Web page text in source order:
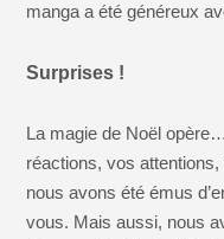
manga a été généreux
Surprises !
La magie de Noël
réactions, vos
nous avons été émus
vous. Mais aussi, nous